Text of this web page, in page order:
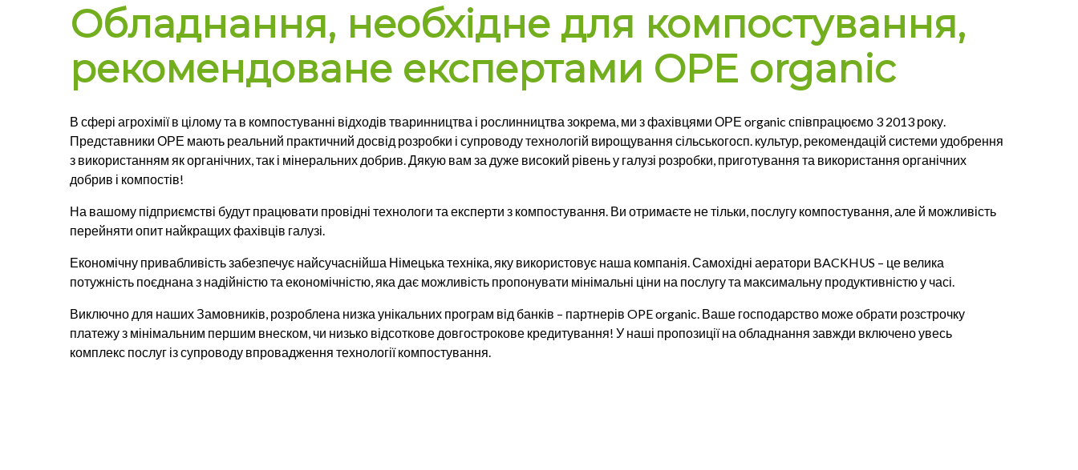
Обладнання, необхідне для компостування,
рекомендоване експертами OPE organic
В сфері агрохімії в цілому та в компостуванні відходів тваринництва і рослинництва зокрема, ми з фахівцями ОРЕ organic співпрацюємо 3 2013 року.
Представники ОРЕ мають реальний практичний досвід розробки і супроводу технологій вирощування сільськогосп. культур, рекомендацій системи удобрення
з використанням як органічних, так і мінеральних добрив. Дякую вам за дуже високий рівень у галузі розробки, приготування та використання органічних
добрив і компостів!
На вашому підприємстві будут працювати провідні технологи та експерти з компостування. Ви отримаєте не тільки, послугу компостування, але й можливість
перейняти опит найкращих фахівців галузі.
Економічну привабливість забезпечує найсучаснійша Німецька техніка, яку використовує наша компанія. Самохідні аератори BACKHUS – це велика
потужність поєднана з надійністю та економічністю, яка дає можливість пропонувати мінімальні ціни на послугу та максимальну продуктивністю у часі.
Виключно для наших Замовників, розроблена низка унікальних програм від банків – партнерів OPE organic. Ваше господарство може обрати розстрочку
платежу з мінімальним першим внеском, чи низько відсоткове довгострокове кредитування! У наші пропозиції на обладнання завжди включено увесь
комплекс послуг із супроводу впровадження технології компостування.